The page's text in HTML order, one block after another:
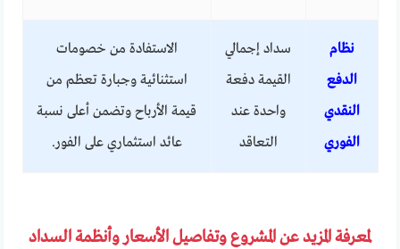
نظام
الدفع
النقدي
الفوري
سداد إجمالي
القيمة دفعة
واحدة عند
التعاقد
الاستفادة من خصومات
استثنائية وجبارة تعظم من
قيمة الأرباح وتضمن أعلى نسبة
عائد استثماري على الفور.
لمعرفة المزيد عن المشروع وتفاصيل الأسعار وأنظمة السداد